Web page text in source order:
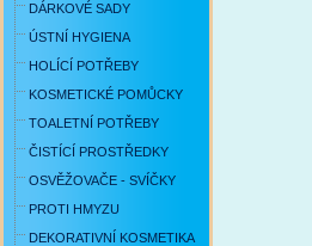
DÁRKOVÉ SADY
ÚSTNÍ HYGIENA
HOLÍCÍ POTŘEBY
KOSMETICKÉ POMŮCKY
TOALETNÍ POTŘEBY
ČISTÍCÍ PROSTŘEDKY
OSVĚŽOVAČE - SVÍČKY
PROTI HMYZU
DEKORATIVNÍ KOSMETIKA